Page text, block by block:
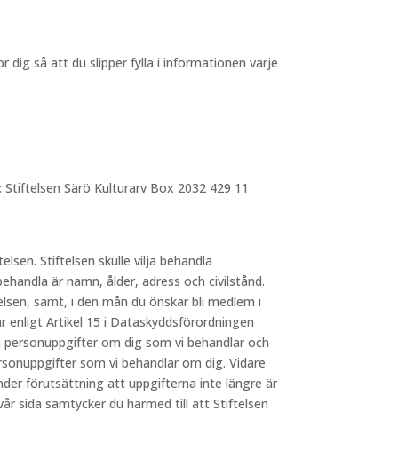
dig så att du slipper fylla i informationen varje
Särö Kulturarv Box 2032 429 11
Stiftelsen skulle vilja behandla
är namn, ålder, adress och civilstånd.
samt, i den mån du önskar bli medlem i
enligt Artikel 15 i Dataskyddsförordningen
om dig som vi behandlar och
som vi behandlar om dig. Vidare
förutsättning att uppgifterna inte längre är
sida samtycker du härmed till att Stiftelsen